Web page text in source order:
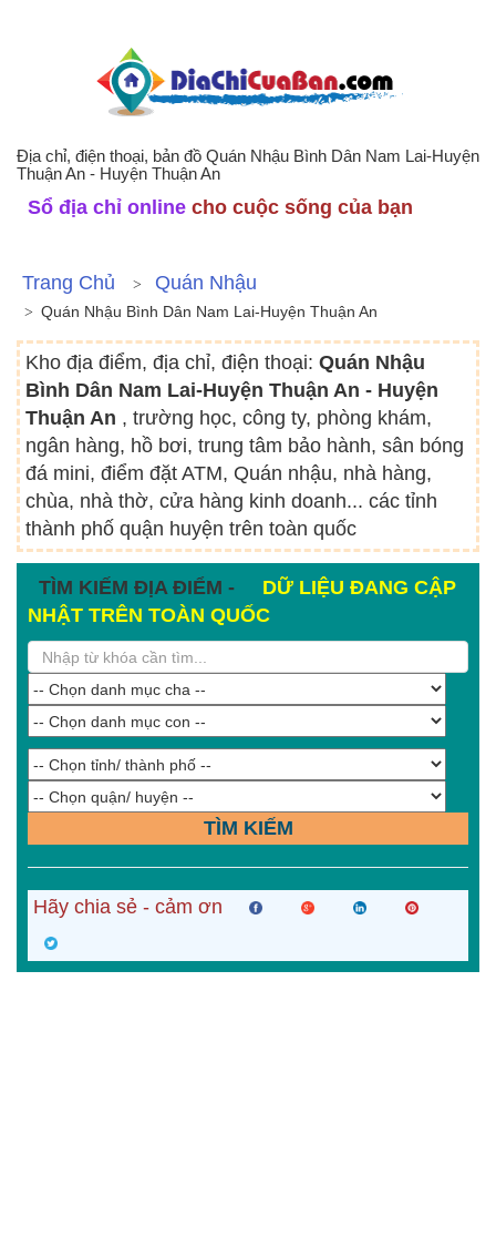
Địa chỉ, điện thoại, bản đồ Quán Nhậu Bình Dân Nam Lai-Huyện
Thuận An - Huyện Thuận An
Sổ địa chỉ online cho cuộc sống của bạn
Trang Chủ Quán Nhậu
Quán Nhậu Bình Dân Nam Lai-Huyện Thuận An
Kho địa điểm, địa chỉ, điện thoại: Quán Nhậu
Bình Dân Nam Lai-Huyện Thuận An - Huyện
Thuận An , trường học, công ty, phòng khám,
ngân hàng, hồ bơi, trung tâm bảo hành, sân bóng
đá mini, điểm đặt ATM, Quán nhậu, nhà hàng,
chùa, nhà thờ, cửa hàng kinh doanh... các tỉnh
thành phố quận huyện trên toàn quốc
TÌM KIẾM ĐỊA ĐIỂM -
DỮ LIỆU ĐANG CẬP
NHẬT TRÊN TOÀN QUỐC
TÌM KIẾM
Hãy chia sẻ - cảm ơn